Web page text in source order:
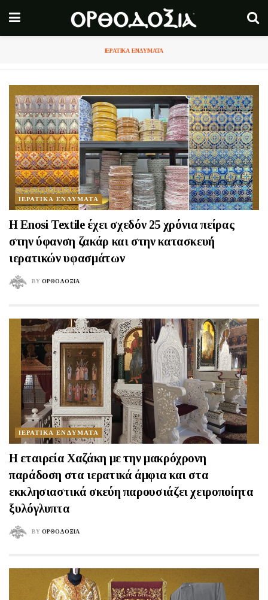
ΙΕΡΑΤΙΚΑ ΕΝΔΥΜΑΤΑ
ΙΕΡΑΤΙΚΑ ΕΝΔΥΜΑΤΑ
Η Enosi Textile έχει σχεδόν 25 χρόνια πείρας
στην ύφανση ζακάρ και στην κατασκευή
ιερατικών υφασμάτων
BY ΟΡΘΟΔΟΞΙΑ
ΙΕΡΑΤΙΚΑ ΕΝΔΥΜΑΤΑ
H εταιρεία Χαζάκη με την μακρόχρονη
παράδοση στα ιερατικά άμφια και στα
εκκλησιαστικά σκεύη παρουσιάζει χειροποίητα
ξυλόγλυπτα
BY ΟΡΘΟΔΟΞΙΑ